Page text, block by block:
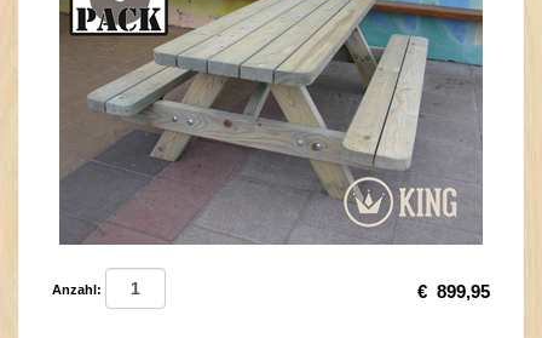
Anzahl: € 899,95